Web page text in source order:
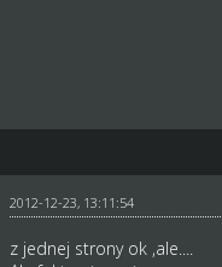
2012-12-23, 13:11:54
z jednej strony ok ,ale....